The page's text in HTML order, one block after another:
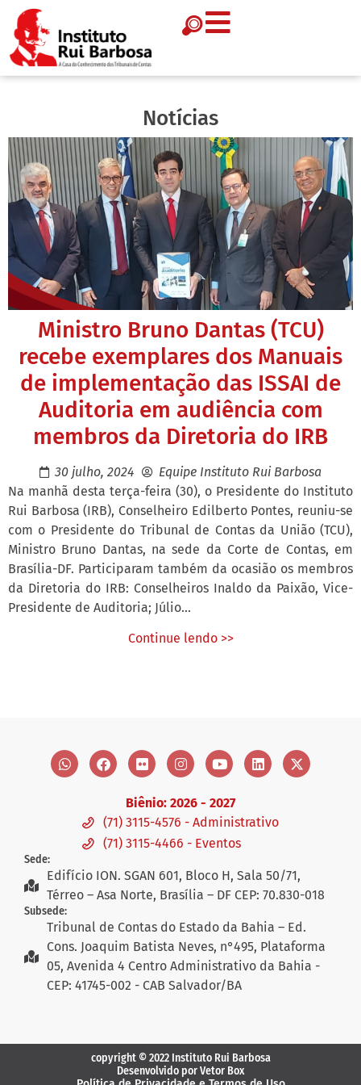
Notícias
Ministro Bruno Dantas (TCU)
recebe exemplares dos Manuais
de implementação das ISSAI de
Auditoria em audiência com
membros da Diretoria do IRB
30 julho, 2024
Equipe Instituto Rui Barbosa
Na manhã desta terça-feira (30), o Presidente do Instituto
Rui Barbosa (IRB), Conselheiro Edilberto Pontes, reuniu-se
com o Presidente do Tribunal de Contas da União (TCU),
Ministro Bruno Dantas, na sede da Corte de Contas, em
Brasília-DF. Participaram também da ocasião os membros
da Diretoria do IRB: Conselheiros Inaldo da Paixão, Vice-
Presidente de Auditoria; Júlio...
Continue lendo >>
Biênio: 2026 - 2027
(71) 3115-4576 - Administrativo
(71) 3115-4466 - Eventos
Sede:
Edifício ION. SGAN 601, Bloco H, Sala 50/71,
Térreo – Asa Norte, Brasília – DF CEP: 70.830-018
Subsede:
Tribunal de Contas do Estado da Bahia – Ed.
Cons. Joaquim Batista Neves, n°495, Plataforma
05, Avenida 4 Centro Administrativo da Bahia -
CEP: 41745-002 - CAB Salvador/BA
copyright © 2022 Instituto Rui Barbosa
Desenvolvido por Vetor Box